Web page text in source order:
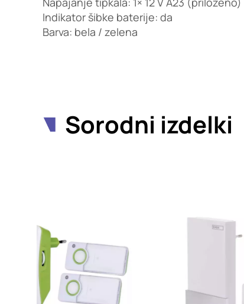
Indikator šibke baterije: da
Barva: bela / zelena
Sorodni izdelki